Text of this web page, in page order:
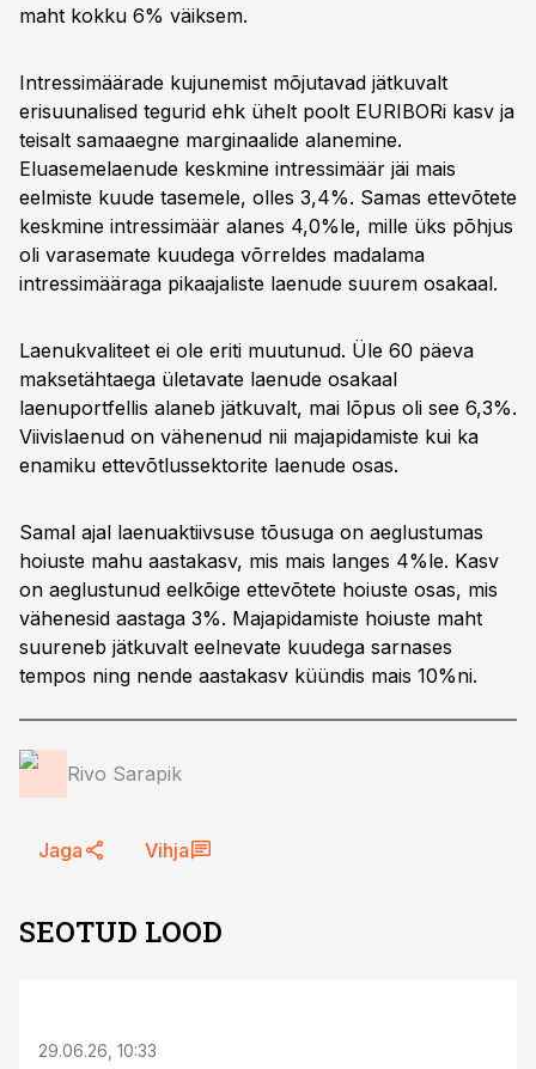
maht kokku 6% väiksem.
Intressimäärade kujunemist mõjutavad jätkuvalt
erisuunalised tegurid ehk ühelt poolt EURIBORi kasv ja
teisalt samaaegne marginaalide alanemine.
Eluasemelaenude keskmine intressimäär jäi mais
eelmiste kuude tasemele, olles 3,4%. Samas ettevõtete
keskmine intressimäär alanes 4,0%le, mille üks põhjus
oli varasemate kuudega võrreldes madalama
intressimääraga pikaajaliste laenude suurem osakaal.
Laenukvaliteet ei ole eriti muutunud. Üle 60 päeva
maksetähtaega ületavate laenude osakaal
laenuportfellis alaneb jätkuvalt, mai lõpus oli see 6,3%.
Viivislaenud on vähenenud nii majapidamiste kui ka
enamiku ettevõtlussektorite laenude osas.
Samal ajal laenuaktiivsuse tõusuga on aeglustumas
hoiuste mahu aastakasv, mis mais langes 4%le. Kasv
on aeglustunud eelkõige ettevõtete hoiuste osas, mis
vähenesid aastaga 3%. Majapidamiste hoiuste maht
suureneb jätkuvalt eelnevate kuudega sarnases
tempos ning nende aastakasv küündis mais 10%ni.
Rivo Sarapik
Jaga Vihja
SEOTUD LOOD
29.06.26, 10:33